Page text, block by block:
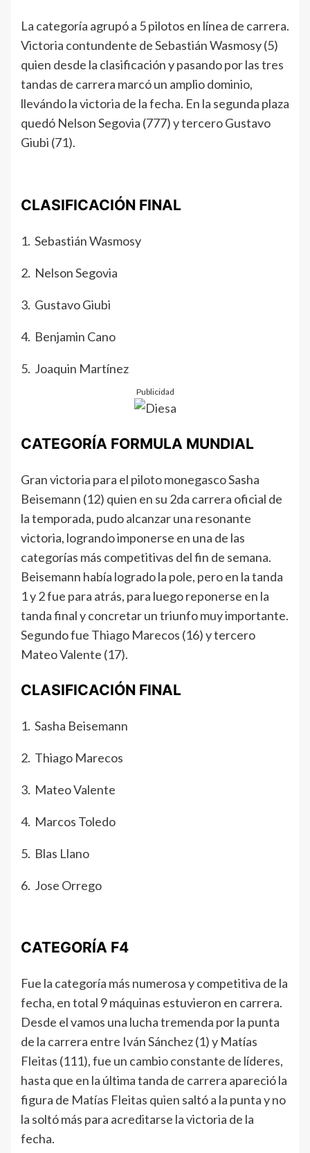
La categoría agrupó a 5 pilotos en línea de carrera.
Victoria contundente de Sebastián Wasmosy (5)
quien desde la clasificación y pasando por las tres
tandas de carrera marcó un amplio dominio,
llevándo la victoria de la fecha. En la segunda plaza
quedó Nelson Segovia (777) y tercero Gustavo
Giubi (71).
CLASIFICACIÓN FINAL
1. Sebastián Wasmosy
2. Nelson Segovia
3. Gustavo Giubi
4. Benjamin Cano
5. Joaquin Martínez
Publicidad
CATEGORÍA FORMULA MUNDIAL
Gran victoria para el piloto monegasco Sasha
Beisemann (12) quien en su 2da carrera oficial de
la temporada, pudo alcanzar una resonante
victoria, logrando imponerse en una de las
categorías más competitivas del fin de semana.
Beisemann había logrado la pole, pero en la tanda
1 y 2 fue para atrás, para luego reponerse en la
tanda final y concretar un triunfo muy importante.
Segundo fue Thiago Marecos (16) y tercero
Mateo Valente (17).
CLASIFICACIÓN FINAL
1. Sasha Beisemann
2. Thiago Marecos
3. Mateo Valente
4. Marcos Toledo
5. Blas Llano
6. Jose Orrego
CATEGORÍA F4
Fue la categoría más numerosa y competitiva de la
fecha, en total 9 máquinas estuvieron en carrera.
Desde el vamos una lucha tremenda por la punta
de la carrera entre Iván Sánchez (1) y Matías
Fleitas (111), fue un cambio constante de líderes,
hasta que en la última tanda de carrera apareció la
figura de Matías Fleitas quien saltó a la punta y no
la soltó más para acreditarse la victoria de la
fecha.